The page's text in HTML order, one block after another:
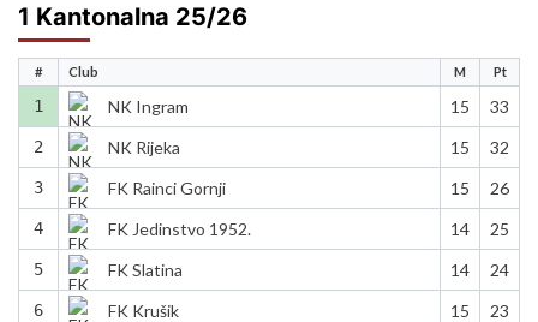
1 Kantonalna 25/26
# Club M Pt
1 NK Ingram 15 33
2 NK Rijeka 15 32
3 FK Rainci Gornji 15 26
4 FK Jedinstvo 1952. 14 25
5 FK Slatina 14 24
6 FK Krušik 15 23